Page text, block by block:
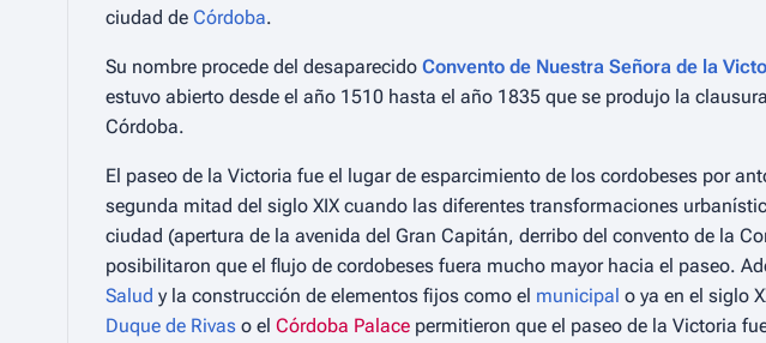
ciudad de Córdoba.
Su nombre procede del desaparecido Convento de Nuestra Señora de la
estuvo abierto desde el año 1510 hasta el año 1835 que se produjo la
Córdoba.
El paseo de la Victoria fue el lugar de esparcimiento de los cordobeses por
segunda mitad del siglo XIX cuando las diferentes transformaciones
ciudad (apertura de la avenida del Gran Capitán, derribo del convento de la
posibilitaron que el flujo de cordobeses fuera mucho mayor hacia el paseo.
Salud y la construcción de elementos fijos como el municipal o ya en el siglo
Duque de Rivas o el Córdoba Palace permitieron que el paseo de la Victoria